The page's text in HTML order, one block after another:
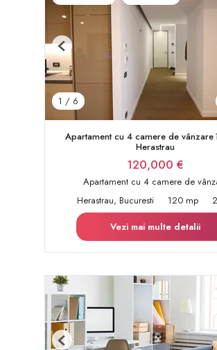
1 / 6
Previous
Apartament cu 4 camere de vânzare
Herastrau
120,000 €
Apartament cu 4 camere de
Herastrau, Bucuresti
120 mp
Vezi mai multe detalii
Previous